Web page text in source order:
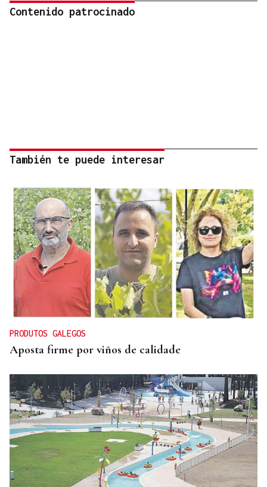
Contenido patrocinado
También te puede interesar
PRODUTOS GALEGOS
Aposta firme por viños de calidade